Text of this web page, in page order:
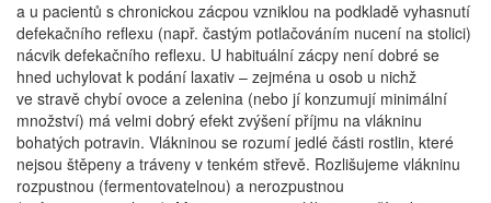
a u pacientů s chronickou zácpou vzniklou na podkladě vyhasnutí
defekačního reflexu (např. častým potlačováním nucení na stolici)
nácvik defekačního reflexu. U habituální zácpy není dobré se
hned uchylovat k podání laxativ – zejména u osob u nichž
ve stravě chybí ovoce a zelenina (nebo jí konzumují minimální
množství) má velmi dobrý efekt zvýšení příjmu na vlákninu
bohatých potravin. Vlákninou se rozumí jedlé části rostlin, které
nejsou štěpeny a tráveny v tenkém střevě. Rozlišujeme vlákninu
rozpustnou (fermentovatelnou) a nerozpustnou